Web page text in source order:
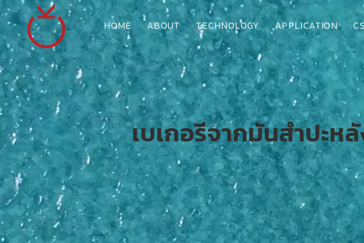
HOME ABOUT TECHNOLOGY APPLICATION
เบเกอรีจากมันสำปะ